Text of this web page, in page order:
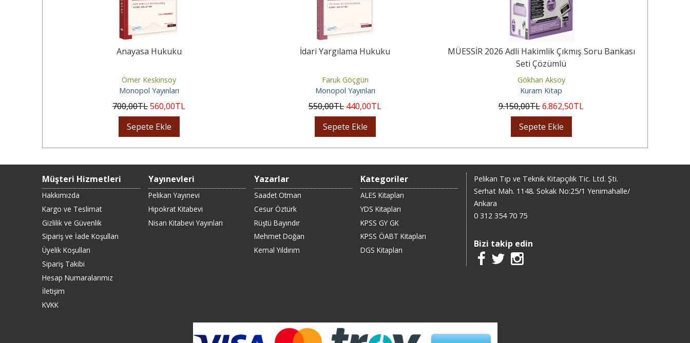
Anayasa Hukuku
Ömer Keskinsoy
Monopol Yayınları
700,00TL560,00TL
Sepete Ekle
İdari Yargılama Hukuku
Faruk Göçgün
Monopol Yayınları
550,00TL 440,00TL
Sepete Ekle
MÜESSİR 2026 Adli Hakimlik Çıkmış Soru Bankası
Seti Çözümlü
Gökhan Aksoy
Kuram Kitap
9.150,00TL6.862,50TL
Sepete Ekle
Müşteri Hizmetleri
Hakkımızda
Kargo ve Teslimat
Gizlilik ve Güvenlik
Sipariş ve İade Koşulları
Üyelik Koşulları
Sipariş Takibi
Hesap Numaralarımız
İletişim
KVKK
Yayınevleri
Pelikan Yayınevi
Hipokrat Kitabevi
Nisan Kitabevi Yayınları
Yazarlar
Saadet Otman
Cesur Öztürk
Rüştü Bayındır
Mehmet Doğan
Kemal Yıldırım
Kategoriler
ALES Kitapları
YDS Kitapları
KPSS GY GK
KPSS ÖABT Kitapları
DGS Kitapları
Pelikan Tıp ve Teknik Kitapçılık Tic. Ltd. Şti.
Serhat Mah. 1148. Sokak No:25/1 Yenimahalle/
Ankara
0 312 354 70 75
Bizi takip edin